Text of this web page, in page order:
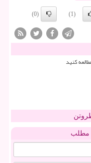
(1)
(0)
کنید
مطلب